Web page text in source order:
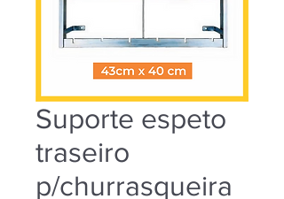
Suporte espeto
traseiro
p/churrasqueira